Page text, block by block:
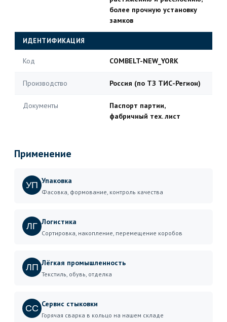
более прочную установку
замков
ИДЕНТИФИКАЦИЯ
Код COMBELT-NEW_YORK
Производство Россия (по ТЗ ТИС-Регион)
Документы
Паспорт партии,
фабричный тех. лист
Применение
УП Упаковка
Фасовка, формование, контроль качества
ЛГ Логистика
Сортировка, накопление, перемещение коробов
ЛП Лёгкая промышленность
Текстиль, обувь, отделка
СС Сервис стыковки
Горячая сварка в кольцо на нашем складе